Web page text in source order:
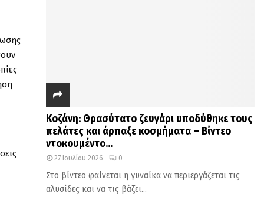
Κοζάνη: Θρασύτατο ζευγάρι υποδύθηκε τους
πελάτες και άρπαξε κοσμήματα – Βίντεο
ντοκουμέντο...
27 Ιουλίου 2026 0
Στο βίντεο φαίνεται η γυναίκα να περιεργάζεται τις
αλυσίδες και να τις βάζει...